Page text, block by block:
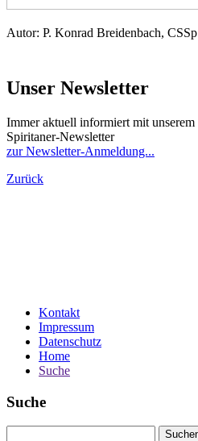
Autor: P. Konrad Breidenbach, CSSp
Unser Newsletter
Immer aktuell informiert mit unserem
Spiritaner-Newsletter
zur Newsletter-Anmeldung...
Zurück
Kontakt
Impressum
Datenschutz
Home
Suche
Suche